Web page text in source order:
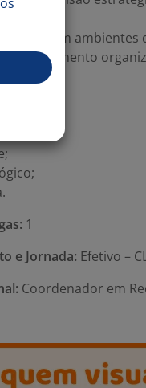
atuar em
1
e Jornada: Efetivo –
Coordenador em